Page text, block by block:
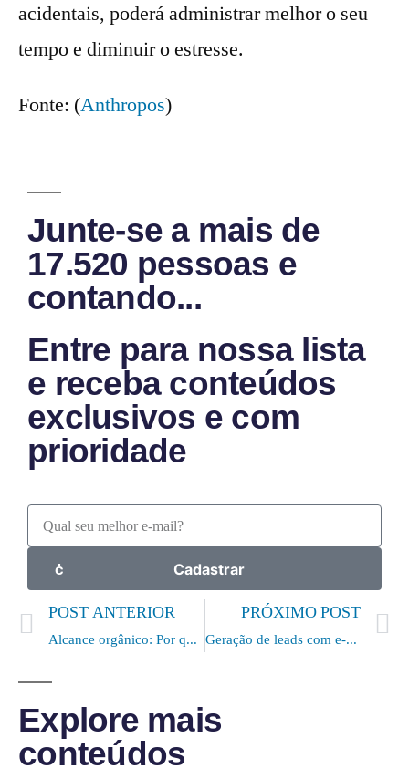
acidentais, poderá administrar melhor o seu
tempo e diminuir o estresse.
Fonte: (Anthropos)
Junte-se a mais de
17.520 pessoas e
contando...
Entre para nossa lista
e receba conteúdos
exclusivos e com
prioridade
Cadastrar
POST ANTERIOR
Alcance orgânico: Por que o Facebook reduziu?
PRÓXIMO POST
Geração de leads com e-mail marketing
Explore mais
conteúdos